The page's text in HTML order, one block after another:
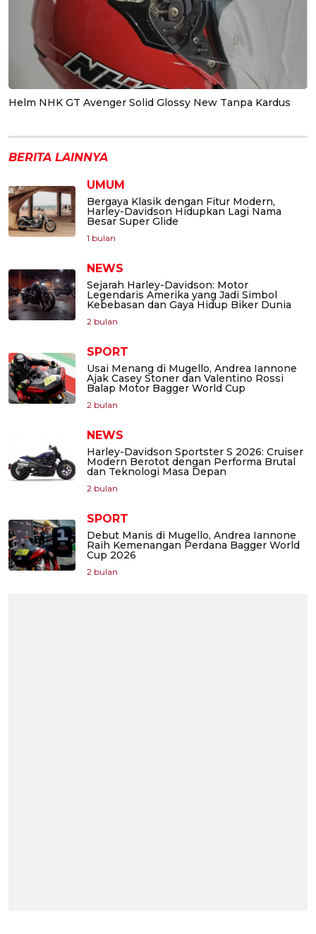
Helm NHK GT Avenger Solid Glossy New Tanpa Kardus
BERITA LAINNYA
UMUM
Bergaya Klasik dengan Fitur Modern,
Harley-Davidson Hidupkan Lagi Nama
Besar Super Glide
1 bulan
NEWS
Sejarah Harley-Davidson: Motor
Legendaris Amerika yang Jadi Simbol
Kebebasan dan Gaya Hidup Biker Dunia
2 bulan
SPORT
Usai Menang di Mugello, Andrea Iannone
Ajak Casey Stoner dan Valentino Rossi
Balap Motor Bagger World Cup
2 bulan
NEWS
Harley-Davidson Sportster S 2026: Cruiser
Modern Berotot dengan Performa Brutal
dan Teknologi Masa Depan
2 bulan
SPORT
Debut Manis di Mugello, Andrea Iannone
Raih Kemenangan Perdana Bagger World
Cup 2026
2 bulan